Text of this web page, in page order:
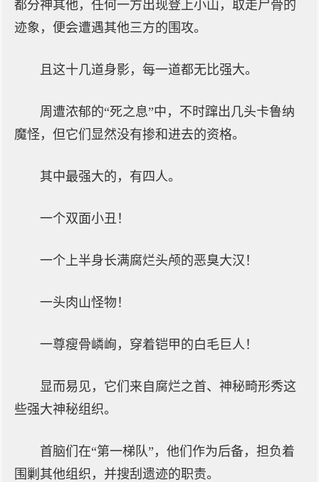
都分神其他，任何一方出现登上小山，取走尸骨的
迹象，便会遭遇其他三方的围攻。
且这十几道身影，每一道都无比强大。
周遭浓郁的“死之息”中，不时蹿出几头卡鲁纳
魔怪，但它们显然没有掺和进去的资格。
其中最强大的，有四人。
一个双面小丑！
一个上半身长满腐烂头颅的恶臭大汉！
一头肉山怪物！
一尊瘦骨嶙峋，穿着铠甲的白毛巨人！
显而易见，它们来自腐烂之首、神秘畸形秀这
些强大神秘组织。
首脑们在“第一梯队”，他们作为后备，担负着
围剿其他组织，并搜刮遗迹的职责。